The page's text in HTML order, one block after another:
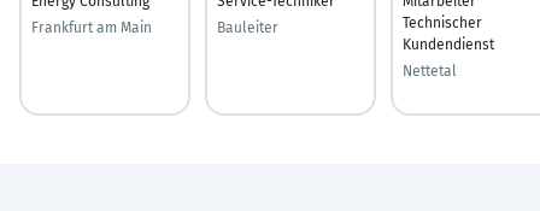
Frankfurt am Main
Bauleiter
Technischer
Kundendienst
Nettetal